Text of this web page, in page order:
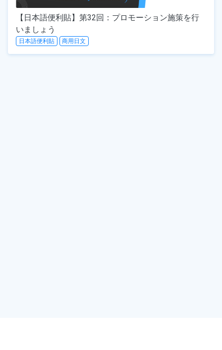
【日本語便利貼】第32回：プロモーション施策を行
いましょう
日本語便利貼 商用日文